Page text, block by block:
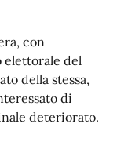
con
elettorale del
della stessa,
di
deteriorato.